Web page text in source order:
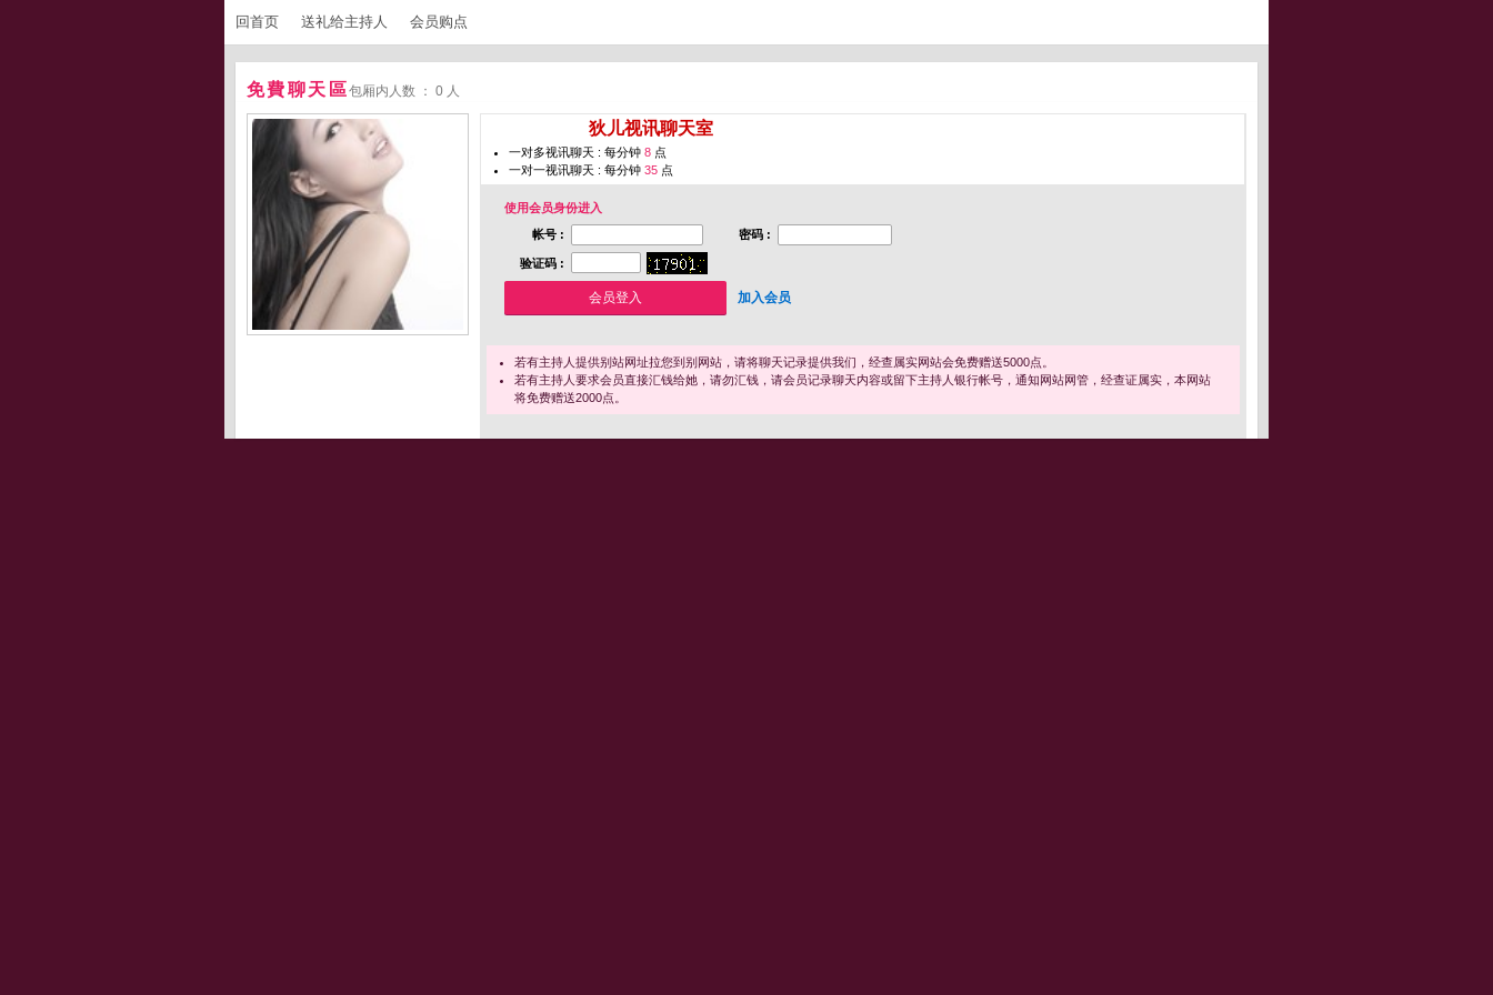
回首页 送礼给主持人 会员购点
免費聊天區包厢内人数 ： 0 人
狄儿视讯聊天室
一对多视讯聊天 : 每分钟 8 点
一对一视讯聊天 : 每分钟 35 点
使用会员身份进入
帐号 :
密码 :
验证码 :
加入会员
若有主持人提供别站网址拉您到别网站，请将聊天记录提供我们，经查属实网站会免费赠送5000点。
若有主持人要求会员直接汇钱给她，请勿汇钱，请会员记录聊天内容或留下主持人银行帐号，通知网站网管，经查证属实，本网站
将免费赠送2000点。